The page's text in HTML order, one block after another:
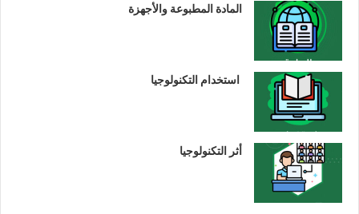
المادة المطبوعة والأجهزة
استخدام التكنولوجيا
أثر التكنولوجيا